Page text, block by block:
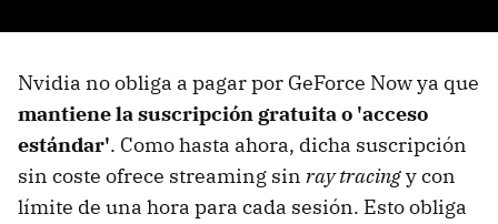
Nvidia no obliga a pagar por GeForce Now ya que
mantiene la suscripción gratuita o 'acceso
estándar'. Como hasta ahora, dicha suscripción
sin coste ofrece streaming sin ray tracingy con
límite de una hora para cada sesión. Esto obliga